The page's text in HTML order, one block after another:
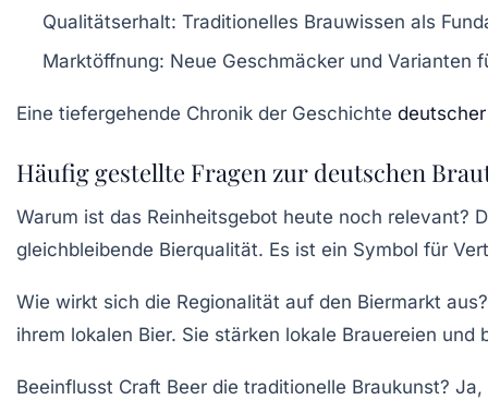
Qualitätserhalt: Traditionelles Brauwissen als
Marktöffnung: Neue Geschmäcker und Varianten
Eine tiefergehende Chronik der Geschichte deutscher
Häufig gestellte Fragen zur deutschen
Warum ist das Reinheitsgebot heute noch relevant?
gleichbleibende Bierqualität. Es ist ein Symbol für
Wie wirkt sich die Regionalität auf den Biermarkt aus?
ihrem lokalen Bier. Sie stärken lokale Brauereien
Beeinflusst Craft Beer die traditionelle Braukunst? Ja,